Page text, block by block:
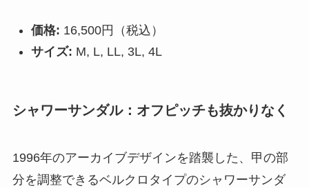
価格: 16,500円（税込）
サイズ: M, L, LL, 3L, 4L
シャワーサンダル：オフピッチも抜かりなく
1996年のアーカイブデザインを踏襲した、甲の部
分を調整できるベルクロタイプのシャワーサンダ